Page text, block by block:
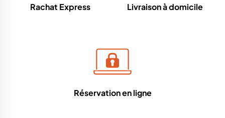
Rachat Express Livraison à domicile
Réservation en ligne